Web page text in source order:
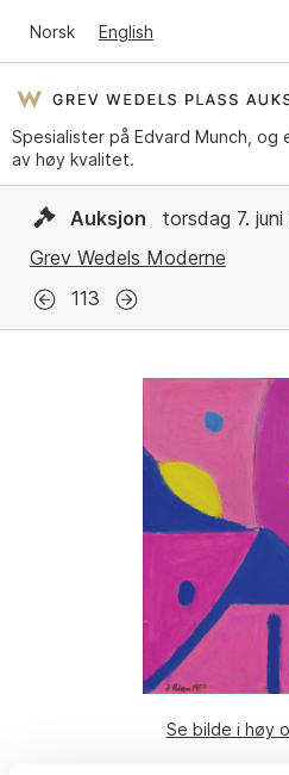
Norsk English
Spesialister på Edvard Munch, og
av høy kvalitet.
Auksjon
torsdag 7.
Grev Wedels Moderne
113
Se bilde i høy